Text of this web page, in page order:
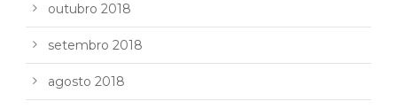
outubro 2018
setembro 2018
agosto 2018